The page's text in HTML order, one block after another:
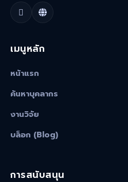
เมนูหลัก
หน้าแรก
ค้นหาบุคลากร
งานวิจัย
บล็อก (Blog)
การสนับสนุน